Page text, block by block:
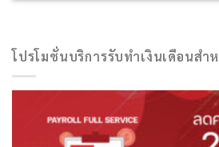
โปรโมชั่นบริการรับทำเงินเดือนสำ